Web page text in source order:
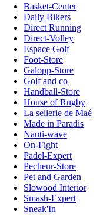
Basket-Center
Daily Bikers
Direct Running
Direct-Volley
Espace Golf
Foot-Store
Galopp-Store
Golf and co
Handball-Store
House of Rugby
La sellerie de Maé
Made in Paradis
Nauti-wave
On-Fight
Padel-Expert
Pecheur-Store
Pet and Garden
Slowood Interior
Smash-Expert
Sneak'In